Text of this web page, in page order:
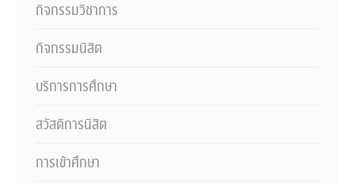
กิจกรรมวิชาการ
กิจกรรมนิสิต
บริการการศึกษา
สวัสดิการนิสิต
การเข้าศึกษา